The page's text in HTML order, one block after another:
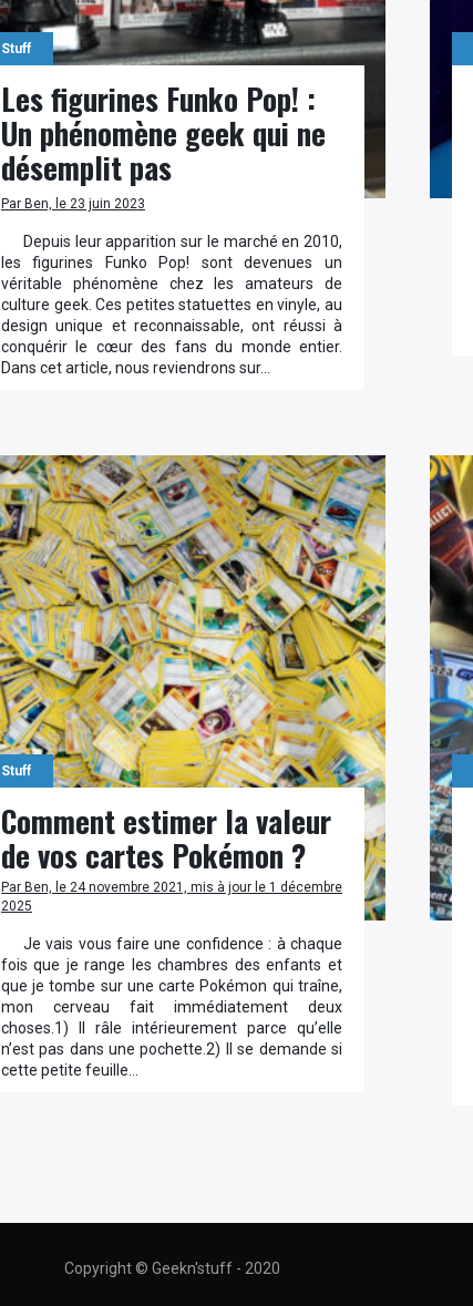
Stuff
Les figurines Funko Pop! :
Un phénomène geek qui ne
désemplit pas
Par Ben, le 23 juin 2023
Depuis leur apparition sur le marché en 2010,
les figurines Funko Pop! sont devenues un
véritable phénomène chez les amateurs de
culture geek. Ces petites statuettes en vinyle, au
design unique et reconnaissable, ont réussi à
conquérir le cœur des fans du monde entier.
Dans cet article, nous reviendrons sur…
Stuff
Comment estimer la valeur
de vos cartes Pokémon ?
Par Ben, le 24 novembre 2021, mis à jour le 1 décembre
2025
Je vais vous faire une confidence : à chaque
fois que je range les chambres des enfants et
que je tombe sur une carte Pokémon qui traîne,
mon cerveau fait immédiatement deux
choses.1) Il râle intérieurement parce qu’elle
n’est pas dans une pochette.2) Il se demande si
cette petite feuille…
Copyright © Geekn'stuff - 2020